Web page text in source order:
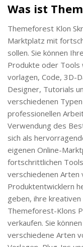
Was ist
Themeforest Klon
Marktplatz mit
sollen. Sie können
Produkte oder Tools
vorlagen, Code, 3D-
Designer, Tutorials
verschiedenen
professionellen
Verwendung des
sich als
eigenen Online-
fortschrittlichen
verschiedenen Arten
Produktentwicklern
geben, ihre
Themeforest-Klons
verkaufen. Sie
verschiedene Arten